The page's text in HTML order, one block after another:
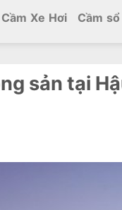
Cầm Xe Hơi Cầm
sản tại